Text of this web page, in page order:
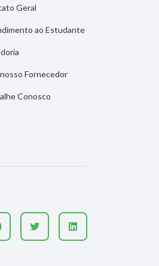
Geral
ao Estudante
Fornecedor
Conosco